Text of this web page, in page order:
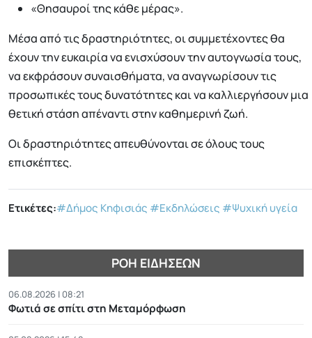
«Θησαυροί της κάθε μέρας».
Μέσα από τις δραστηριότητες, οι συμμετέχοντες θα
έχουν την ευκαιρία να ενισχύσουν την αυτογνωσία τους,
να εκφράσουν συναισθήματα, να αναγνωρίσουν τις
προσωπικές τους δυνατότητες και να καλλιεργήσουν μια
θετική στάση απέναντι στην καθημερινή ζωή.
Οι δραστηριότητες απευθύνονται σε όλους τους
επισκέπτες.
Ετικέτες:#Δήμος Κηφισιάς #Εκδηλώσεις #Ψυχική υγεία
ΡΟΉ ΕΙΔΉΣΕΩΝ
06.08.2026 | 08:21
Φωτιά σε σπίτι στη Μεταμόρφωση